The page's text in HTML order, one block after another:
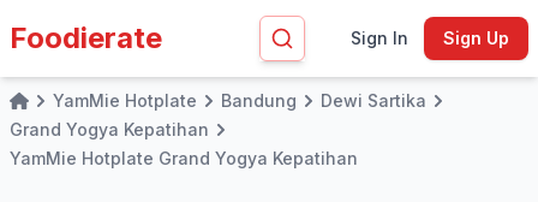
Foodierate Sign In Sign Up
Home YamMie Hotplate Bandung
Dewi Sartika
Grand Yogya Kepatihan
YamMie Hotplate Grand Yogya Kepatihan